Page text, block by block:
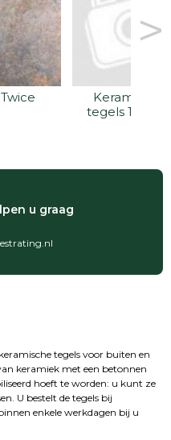
Keramische
tegels
>
u graag
tegels voor buiten en
keramiek met een betonnen
hoeft te worden: u kunt ze
U bestelt de tegels bij
enkele werkdagen bij u